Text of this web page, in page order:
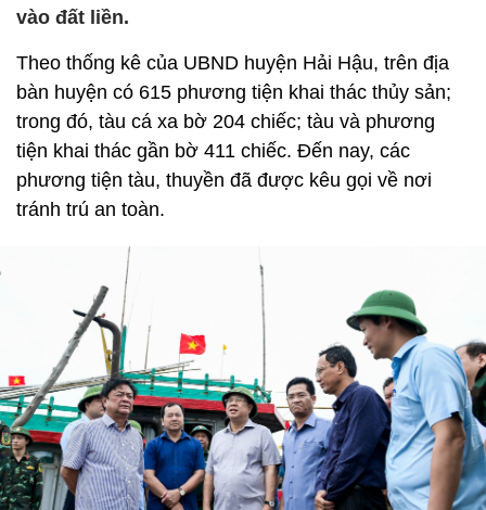
vào đất liền.
Theo thống kê của UBND huyện Hải Hậu, trên địa
bàn huyện có 615 phương tiện khai thác thủy sản;
trong đó, tàu cá xa bờ 204 chiếc; tàu và phương
tiện khai thác gần bờ 411 chiếc. Đến nay, các
phương tiện tàu, thuyền đã được kêu gọi về nơi
tránh trú an toàn.